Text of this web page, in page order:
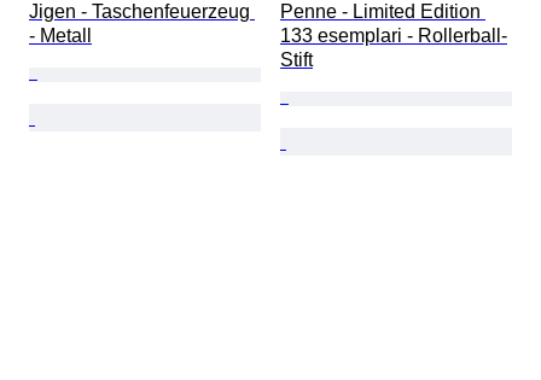
Jigen - Taschenfeuerzeug
- Metall
Penne - Limited Edition
133 esemplari - Rollerball-
Stift